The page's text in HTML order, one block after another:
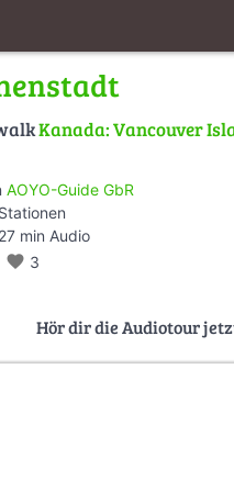
Kanada: Vancouver
AOYO-Guide GbR
min Audio
favorite 3
Hör dir die Audiotour